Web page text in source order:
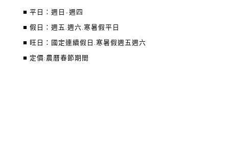
■ 平日：週日~週四
■ 假日：週五.週六.寒暑假平日
■ 旺日：國定連續假日.寒暑假週五週六
■ 定價:農曆春節期間